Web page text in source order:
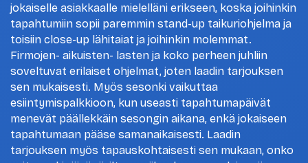
jokaiselle asiakkaalle mielelläni erikseen, koska joihinkin
tapahtumiin sopii paremmin stand-up taikuriohjelma ja
toisiin close-up lähitaiat ja joihinkin molemmat.
Firmojen- aikuisten- lasten ja koko perheen juhliin
soveltuvat erilaiset ohjelmat, joten laadin tarjouksen
sen mukaisesti. Myös sesonki vaikuttaa
esiintymispalkkioon, kun useasti tapahtumapäivät
menevät päällekkäin sesongin aikana, enkä jokaiseen
tapahtumaan pääse samanaikaisesti. Laadin
tarjouksen myös tapauskohtaisesti sen mukaan, onko